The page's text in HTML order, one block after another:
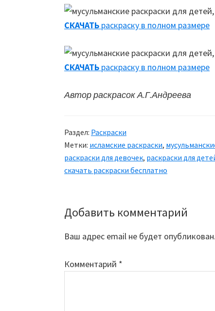
СКАЧАТЬ раскраску в полном размере
СКАЧАТЬ раскраску в полном размере
Автор раскрасок А.Г.Андреева
Раздел: Раскраски
Метки: исламские раскраски,
раскраски для девочек, раскраски для
скачать раскраски бесплатно
Reader
Interactions
Добавить комментарий
Ваш адрес email не будет опубликован.
Комментарий *